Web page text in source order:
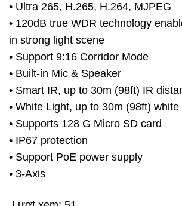
• Ultra 265, H.265, H.264, MJPEG
• 120dB true WDR technology
in strong light scene
• Support 9:16 Corridor Mode
• Built-in Mic & Speaker
• Smart IR, up to 30m (98ft) IR
• White Light, up to 30m (98ft)
• Supports 128 G Micro SD card
• IP67 protection
• Support PoE power supply
• 3-Axis